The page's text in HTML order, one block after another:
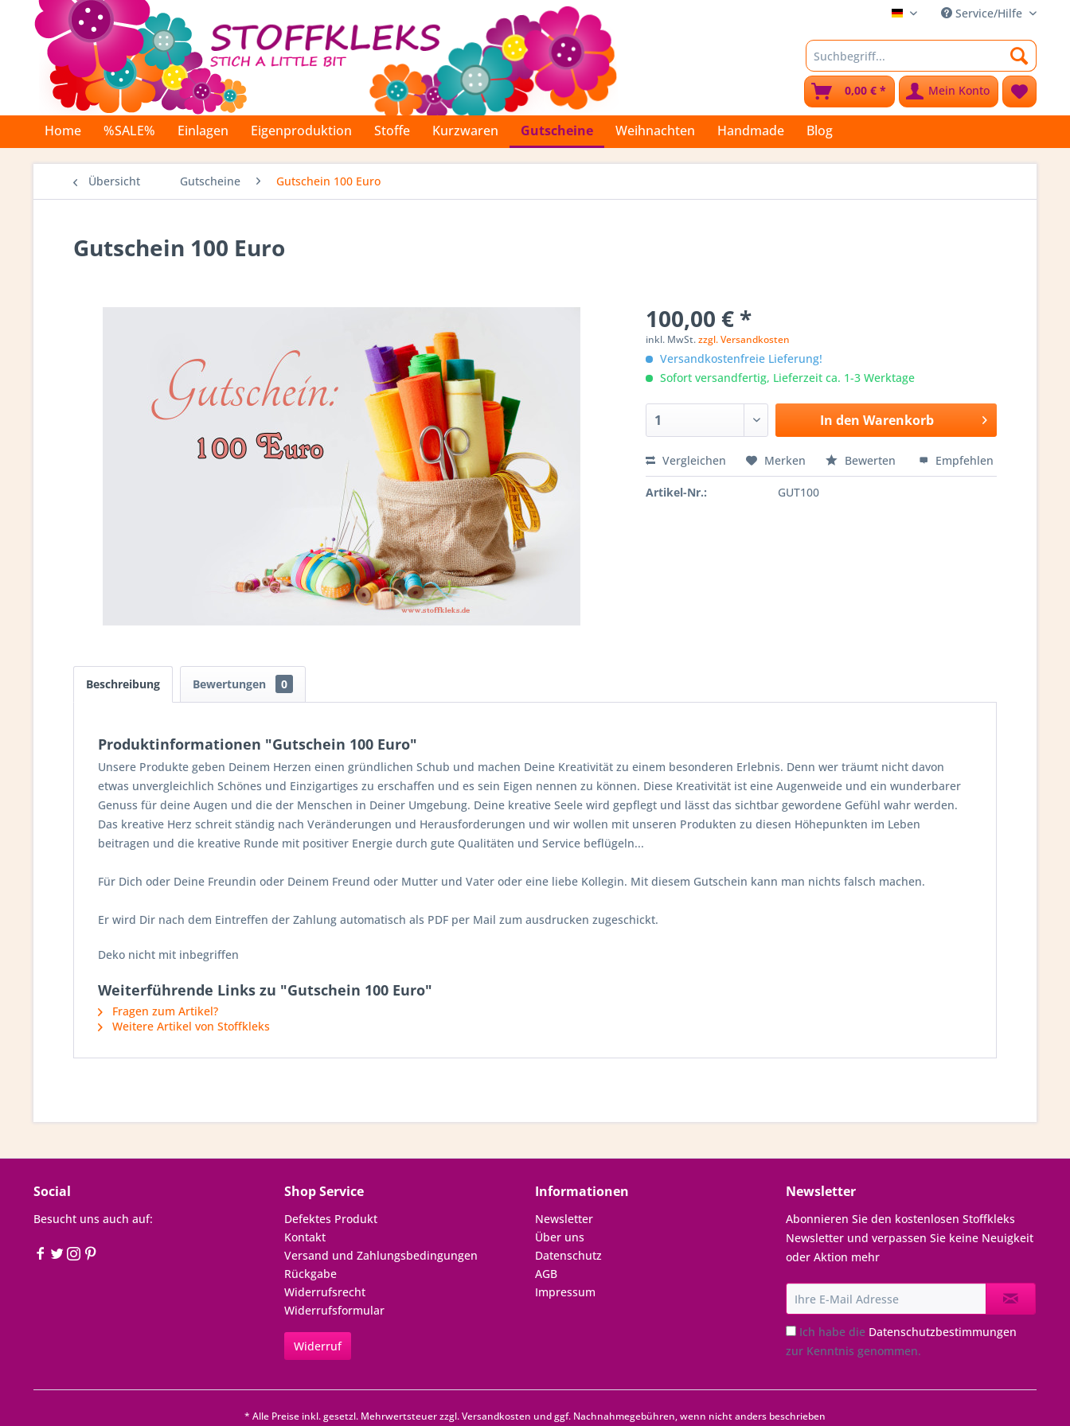
Stoffkleks Service/Hilfe
Mein Konto
0,00 € *
Home %SALE% Einlagen Eigenproduktion Stoffe Kurzwaren Gutscheine Weihnachten Handmade Blog
Übersicht Gutscheine Gutschein 100 Euro
Gutschein 100 Euro
100,00 € *
inkl. MwSt.zzgl. Versandkosten
Versandkostenfreie Lieferung!
Sofort versandfertig, Lieferzeit ca. 1-3 Werktage
In den Warenkorb
Vergleichen Merken Bewerten Empfehlen
Artikel-Nr.: GUT100
Beschreibung Bewertungen 0
Produktinformationen "Gutschein 100 Euro"
Unsere Produkte geben Deinem Herzen einen gründlichen Schub und machen Deine Kreativität zu einem besonderen Erlebnis. Denn wer träumt nicht davon
etwas unvergleichlich Schönes und Einzigartiges zu erschaffen und es sein Eigen nennen zu können. Diese Kreativität ist eine Augenweide und ein wunderbarer
Genuss für deine Augen und die der Menschen in Deiner Umgebung. Deine kreative Seele wird gepflegt und lässt das sichtbar gewordene Gefühl wahr werden.
Das kreative Herz schreit ständig nach Veränderungen und Herausforderungen und wir wollen mit unseren Produkten zu diesen Höhepunkten im Leben
beitragen und die kreative Runde mit positiver Energie durch gute Qualitäten und Service beflügeln...
Für Dich oder Deine Freundin oder Deinem Freund oder Mutter und Vater oder eine liebe Kollegin. Mit diesem Gutschein kann man nichts falsch machen.
Er wird Dir nach dem Eintreffen der Zahlung automatisch als PDF per Mail zum ausdrucken zugeschickt.
Deko nicht mit inbegriffen
Weiterführende Links zu "Gutschein 100 Euro"
Fragen zum Artikel?
Weitere Artikel von Stoffkleks
Social
Besucht uns auch auf:
Shop Service
Defektes Produkt
Kontakt
Versand und Zahlungsbedingungen
Rückgabe
Widerrufsrecht
Widerrufsformular
Widerruf
Informationen
Newsletter
Über uns
Datenschutz
AGB
Impressum
Newsletter
Abonnieren Sie den kostenlosen Stoffkleks
Newsletter und verpassen Sie keine Neuigkeit
oder Aktion mehr
Ich habe die Datenschutzbestimmungen
zur Kenntnis genommen.
* Alle Preise inkl. gesetzl. Mehrwertsteuer zzgl.Versandkosten und ggf. Nachnahmegebühren, wenn nicht anders beschrieben